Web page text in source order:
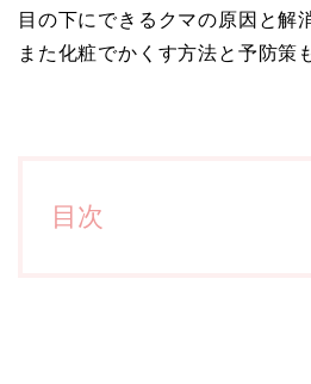
目の下にできるクマの原因と解
また化粧でかくす方法と予防策
目次